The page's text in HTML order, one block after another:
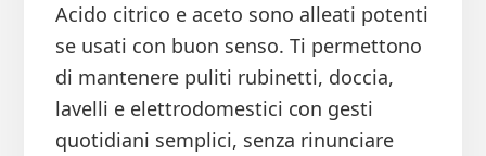
Acido citrico e aceto sono alleati potenti
se usati con buon senso. Ti permettono
di mantenere puliti rubinetti, doccia,
lavelli e elettrodomestici con gesti
quotidiani semplici, senza rinunciare